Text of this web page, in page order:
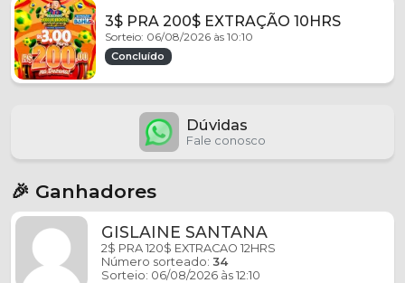
3$ PRA 200$ EXTRAÇÃO 10HRS
Sorteio: 06/08/2026 às 10:10
Concluído
Dúvidas
Fale conosco
🎉 Ganhadores
GISLAINE SANTANA
2$ PRA 120$ EXTRACAO 12HRS
Número sorteado: 34
Sorteio: 06/08/2026 às 12:10